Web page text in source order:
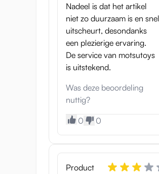
Nadeel is dat het artikel
niet zo duurzaam is en snel
uitscheurt, desondanks
een plezierige ervaring.
De service van motsutoys
is uitstekend.
Was deze beoordeling
nuttig?
0 0
Product